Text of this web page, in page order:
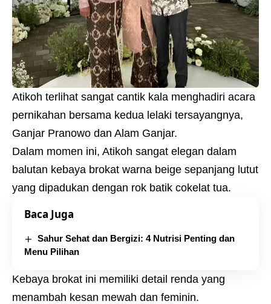
Atikoh terlihat sangat cantik kala menghadiri acara
pernikahan bersama kedua lelaki tersayangnya,
Ganjar Pranowo dan Alam Ganjar.
Dalam momen ini, Atikoh sangat elegan dalam
balutan kebaya brokat warna beige sepanjang lutut
yang dipadukan dengan rok batik cokelat tua.
Baca Juga
Sahur Sehat dan Bergizi: 4 Nutrisi Penting dan
Menu Pilihan
Kebaya brokat ini memiliki detail renda yang
menambah kesan mewah dan feminin.